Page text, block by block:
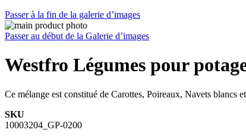
Passer à la fin de la galerie d’images
Passer au début de la Galerie d’images
Westfro Légumes pour
Ce mélange est constitué de Carottes, Poireaux, Navets blancs
SKU
10003204_GP-0200